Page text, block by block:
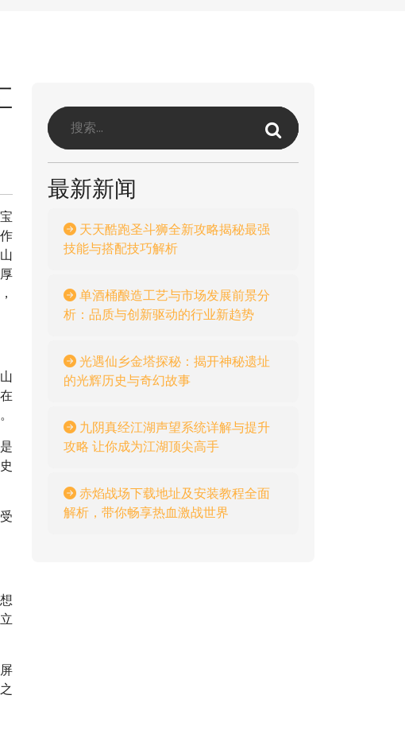
最新新闻
天天酷跑圣斗狮全新攻略揭秘最强
技能与搭配技巧解析
单酒桶酿造工艺与市场发展前景分
析：品质与创新驱动的行业新趋势
光遇仙乡金塔探秘：揭开神秘遗址
的光辉历史与奇幻故事
九阴真经江湖声望系统详解与提升
攻略 让你成为江湖顶尖高手
赤焰战场下载地址及安装教程全面
解析，带你畅享热血激战世界